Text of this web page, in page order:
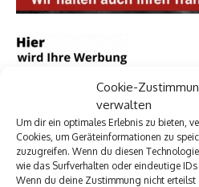
Cookie-
verwalten
Um dir ein optimales Erlebnis zu bieten,
Cookies, um Geräteinformationen zu
zuzugreifen. Wenn du diesen
wie das Surfverhalten oder eindeutige
Wenn du deine Zustimmung nicht erteilst